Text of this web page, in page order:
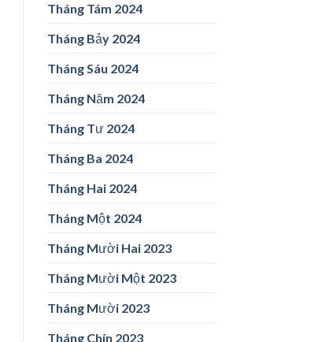
Tháng Tám 2024
Tháng Bảy 2024
Tháng Sáu 2024
Tháng Năm 2024
Tháng Tư 2024
Tháng Ba 2024
Tháng Hai 2024
Tháng Một 2024
Tháng Mười Hai 2023
Tháng Mười Một 2023
Tháng Mười 2023
Tháng Chín 2023